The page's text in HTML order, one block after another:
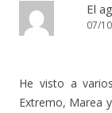
El
07/
He visto a
Extremo, Marea